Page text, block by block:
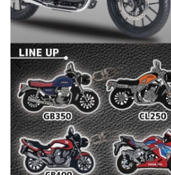
販促用空カプセル
レンタル
景品・玩具・文具
販促用カプセルトイ